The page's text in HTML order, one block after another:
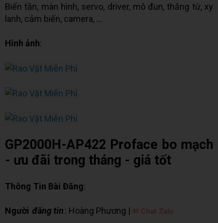
Biến tần, màn hình, servo, driver, mô đun, thắng từ, xy
lanh, cảm biến, camera, ...
Hình ảnh:
GP2000H-AP422 Proface bo mạch
- ưu đãi trong tháng - giá tốt
Thông Tin Bài Đăng:
Người đăng tin: Hoàng Phương | ✉ Chat Zalo